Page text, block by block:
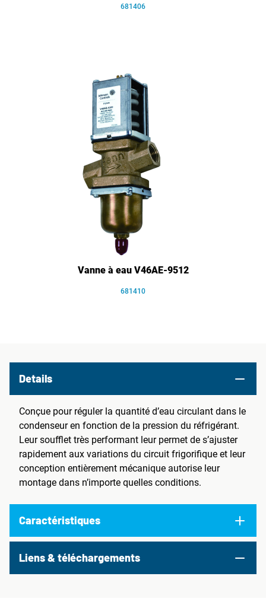
681406
Vanne à eau V46AE-9512
681410
Details
Conçue pour réguler la quantité d’eau circulant dans le
condenseur en fonction de la pression du réfrigérant.
Leur soufflet très performant leur permet de s’ajuster
rapidement aux variations du circuit frigorifique et leur
conception entièrement mécanique autorise leur
montage dans n’importe quelles conditions.
Caractéristiques
Liens & téléchargements